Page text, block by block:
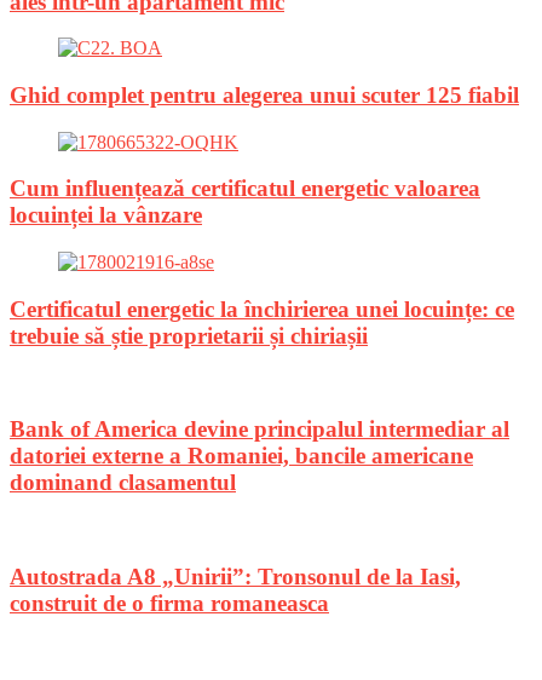
Ghid complet pentru alegerea unui scuter 125 fiabil
Cum influențează certificatul energetic valoarea
locuinței la vânzare
Certificatul energetic la închirierea unei locuințe: ce
trebuie să știe proprietarii și chiriașii
Bank of America devine principalul intermediar al
datoriei externe a Romaniei, bancile americane
dominand clasamentul
Autostrada A8 „Unirii”: Tronsonul de la Iasi,
construit de o firma romaneasca